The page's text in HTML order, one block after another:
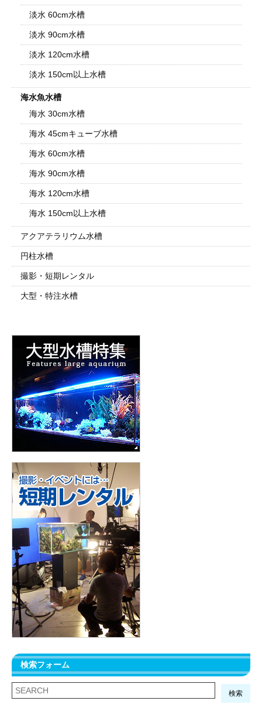
淡水 60cm水槽
淡水 90cm水槽
淡水 120cm水槽
淡水 150cm以上水槽
海水魚水槽
海水 30cm水槽
海水 45cmキューブ水槽
海水 60cm水槽
海水 90cm水槽
海水 120cm水槽
海水 150cm以上水槽
アクアテラリウム水槽
円柱水槽
撮影・短期レンタル
大型・特注水槽
検索フォーム
検索